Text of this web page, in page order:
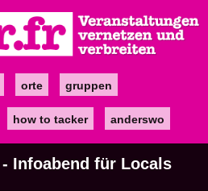
orte gruppen
how to tacker anderswo
Infoabend für Locals